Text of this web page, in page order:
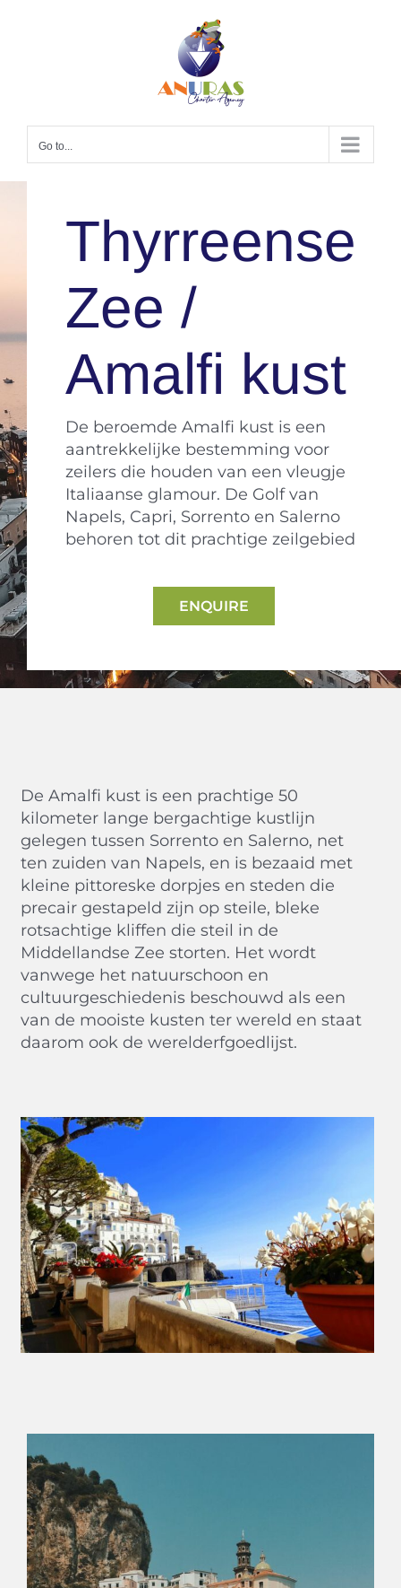
Go to...
Thyrreense
Zee /
Amalfi kust
De beroemde Amalfi kust is een
aantrekkelijke bestemming voor
zeilers die houden van een vleugje
Italiaanse glamour. De Golf van
Napels, Capri, Sorrento en Salerno
behoren tot dit prachtige zeilgebied
ENQUIRE
De Amalfi kust is een prachtige 50
kilometer lange bergachtige kustlijn
gelegen tussen Sorrento en Salerno, net
ten zuiden van Napels, en is bezaaid met
kleine pittoreske dorpjes en steden die
precair gestapeld zijn op steile, bleke
rotsachtige kliffen die steil in de
Middellandse Zee storten. Het wordt
vanwege het natuurschoon en
cultuurgeschiedenis beschouwd als een
van de mooiste kusten ter wereld en staat
daarom ook de werelderfgoedlijst.